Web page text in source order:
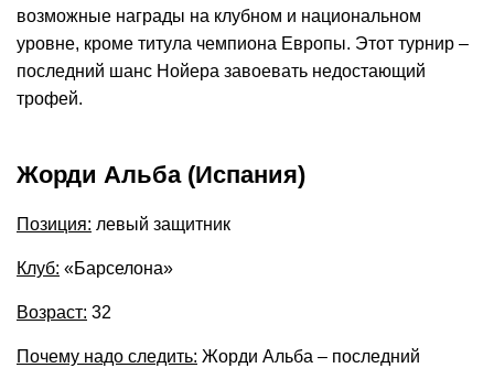
возможные награды на клубном и национальном
уровне, кроме титула чемпиона Европы. Этот турнир –
последний шанс Нойера завоевать недостающий
трофей.
Жорди Альба (Испания)
Позиция: левый защитник
Клуб: «Барселона»
Возраст: 32
Почему надо следить: Жорди Альба – последний